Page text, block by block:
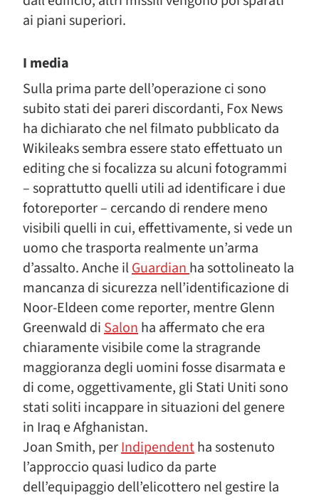
ai piani superiori.
I media
Sulla prima parte dell’operazione ci sono
subito stati dei pareri discordanti, Fox News
ha dichiarato che nel filmato pubblicato da
Wikileaks sembra essere stato effettuato un
editing che si focalizza su alcuni fotogrammi
– soprattutto quelli utili ad identificare i due
fotoreporter – cercando di rendere meno
visibili quelli in cui, effettivamente, si vede un
uomo che trasporta realmente un’arma
d’assalto. Anche ilGuardianha sottolineato la
mancanza di sicurezza nell’identificazione di
Noor-Eldeen come reporter, mentre Glenn
Greenwald diSalonha affermato che era
chiaramente visibile come la stragrande
maggioranza degli uomini fosse disarmata e
di come, oggettivamente, gli Stati Uniti sono
stati soliti incappare in situazioni del genere
in Iraq e Afghanistan.
Joan Smith, perIndipendentha sostenuto
l’approccio quasi ludico da parte
dell’equipaggio dell’elicottero nel gestire la